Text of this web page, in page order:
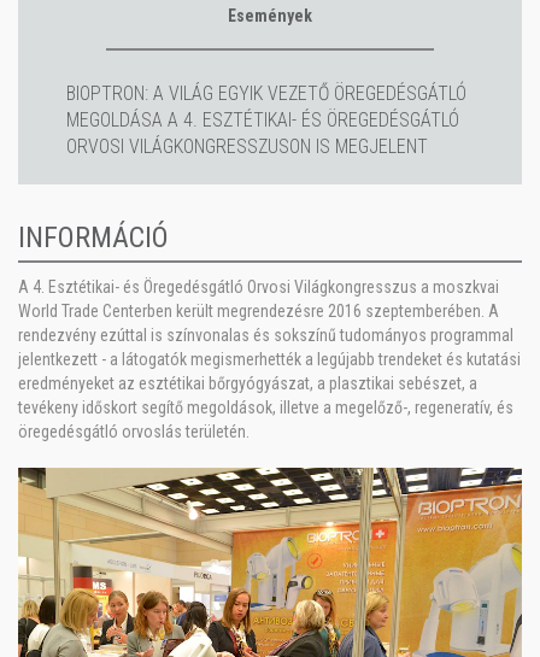
Események
BIOPTRON: A VILÁG EGYIK VEZETŐ ÖREGEDÉSGÁTLÓ
MEGOLDÁSA A 4. ESZTÉTIKAI- ÉS ÖREGEDÉSGÁTLÓ
ORVOSI VILÁGKONGRESSZUSON IS MEGJELENT
INFORMÁCIÓ
A 4. Esztétikai- és Öregedésgátló Orvosi Világkongresszus a moszkvai
World Trade Centerben került megrendezésre 2016 szeptemberében. A
rendezvény ezúttal is színvonalas és sokszínű tudományos programmal
jelentkezett - a látogatók megismerhették a legújabb trendeket és kutatási
eredményeket az esztétikai bőrgyógyászat, a plasztikai sebészet, a
tevékeny időskort segítő megoldások, illetve a megelőző-, regeneratív, és
öregedésgátló orvoslás területén.